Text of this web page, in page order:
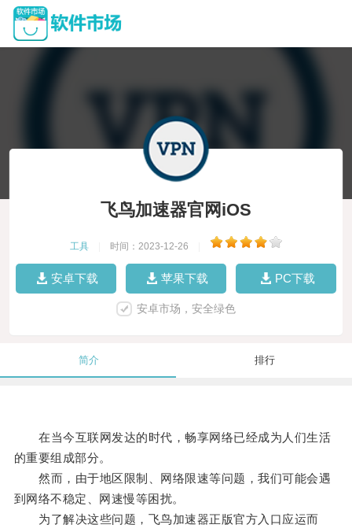
飞鸟加速器官网iOS
工具 时间：2023-12-26
安卓下载 苹果下载 PC下载
安卓市场，安全绿色
简介 排行
在当今互联网发达的时代，畅享网络已经成为人们生活
的重要组成部分。
然而，由于地区限制、网络限速等问题，我们可能会遇
到网络不稳定、网速慢等困扰。
为了解决这些问题，飞鸟加速器正版官方入口应运而